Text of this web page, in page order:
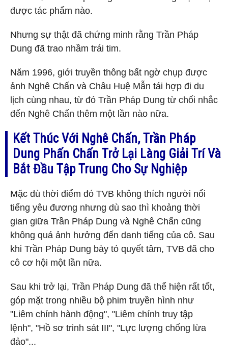
được tác phẩm nào.
Nhưng sự thật đã chứng minh rằng Trần Pháp
Dung đã trao nhầm trái tim.
Năm 1996, giới truyền thông bất ngờ chụp được
ảnh Nghê Chấn và Châu Huệ Mẫn tái hợp đi du
lịch cùng nhau, từ đó Trần Pháp Dung từ chối nhắc
đến Nghê Chấn thêm một lần nào nữa.
Kết Thúc Với Nghê Chấn, Trần Pháp
Dung Phấn Chấn Trở Lại Làng Giải Trí Và
Bắt Đầu Tập Trung Cho Sự Nghiệp
Mặc dù thời điểm đó TVB không thích người nổi
tiếng yêu đương nhưng dù sao thì khoảng thời
gian giữa Trần Pháp Dung và Nghê Chấn cũng
không quá ảnh hưởng đến danh tiếng của cô. Sau
khi Trần Pháp Dung bày tỏ quyết tâm, TVB đã cho
cô cơ hội một lần nữa.
Sau khi trở lại, Trần Pháp Dung đã thể hiện rất tốt,
góp mặt trong nhiều bộ phim truyền hình như
"Liêm chính hành động", "Liêm chính truy tập
lệnh", "Hồ sơ trinh sát III", "Lực lượng chống lừa
đảo"...